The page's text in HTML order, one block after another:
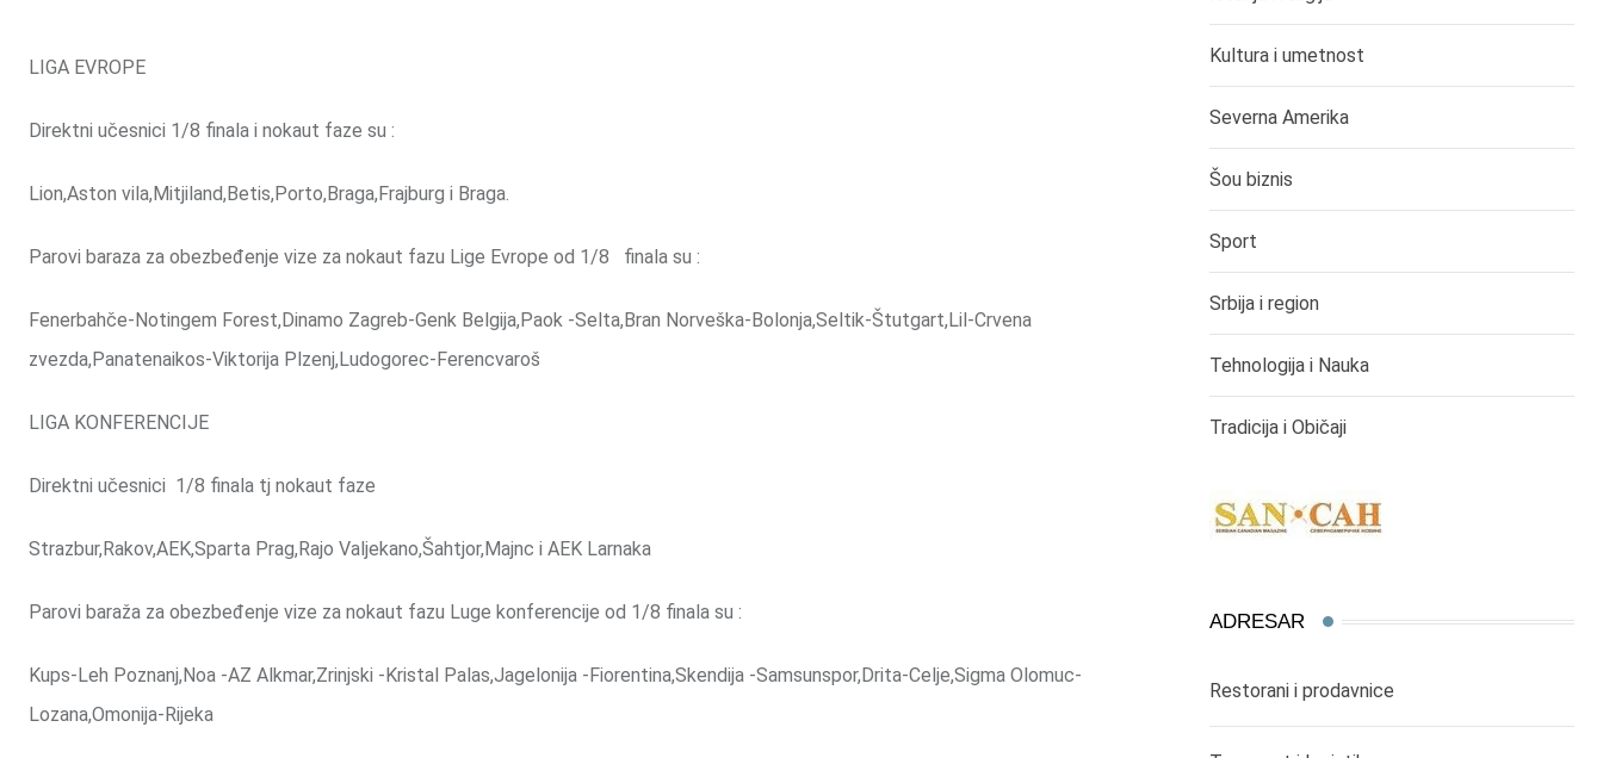
LIGA EVROPE
Direktni učesnici 1/8 finala i nokaut faze su :
Lion,Aston vila,Mitjiland,Betis,Porto,Braga,Frajburg i Braga.
Parovi baraza za obezbeđenje vize za nokaut fazu Lige Evrope od 1/8 finala su :
Fenerbahče-Notingem Forest,Dinamo Zagreb-Genk Belgija,Paok -Selta,Bran Norveška-Bolonja,Seltik-Štutgart,Lil-Crvena
zvezda,Panatenaikos-Viktorija Plzenj,Ludogorec-Ferencvaroš
LIGA KONFERENCIJE
Direktni učesnici 1/8 finala tj nokaut faze
Strazbur,Rakov,AEK,Sparta Prag,Rajo Valjekano,Šahtjor,Majnc i AEK Larnaka
Parovi baraža za obezbeđenje vize za nokaut fazu Luge konferencije od 1/8 finala su :
Kups-Leh Poznanj,Noa -AZ Alkmar,Zrinjski -Kristal Palas,Jagelonija -Fiorentina,Skendija -Samsunspor,Drita-Celje,Sigma Olomuc-
Lozana,Omonija-Rijeka
Kultura i umetnost
Severna Amerika
Šou biznis
Sport
Srbija i region
Tehnologija i Nauka
Tradicija i Običaji
ADRESAR
Restorani i prodavnice